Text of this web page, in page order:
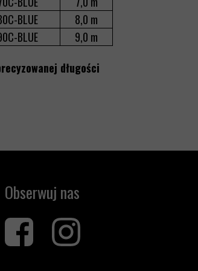
BLUE
8,0 m
BLUE
9,0 m
długości
Obserwuj nas